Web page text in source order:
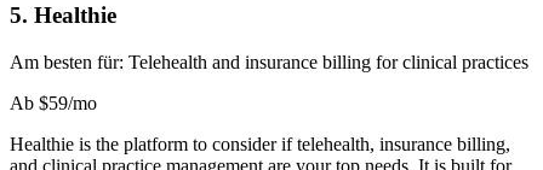
5. Healthie
Am besten für: Telehealth and insurance billing for clinical practices
Ab $59/mo
Healthie is the platform to consider if telehealth, insurance billing,
and clinical practice management are your top needs. It is built for